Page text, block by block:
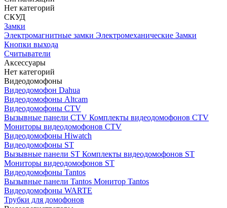
Нет категорий
СКУД
Замки
Электромагнитные замки Электромеханические Замки
Кнопки выхода
Считыватели
Аксессуары
Нет категорий
Видеодомофоны
Видеодомофон Dahua
Видеодомофоны Altcam
Видеодомофоны CTV
Вызывные панели CTV Комплекты видеодомофонов CTV
Мониторы видеодомофонов CTV
Видеодомофоны Hiwatch
Видеодомофоны ST
Вызывные панели ST Комплекты видеодомофонов ST
Мониторы видеодомофонов ST
Видеодомофоны Tantos
Вызывные панели Tantos Монитор Tantos
Видеодомофоны WARTE
Трубки для домофонов